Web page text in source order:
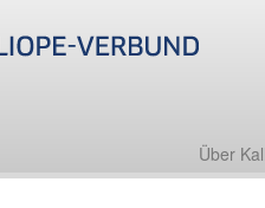
Über